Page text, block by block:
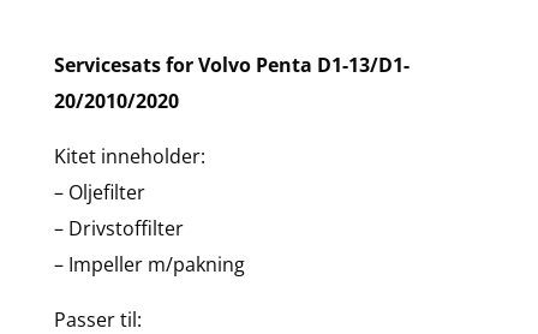
Servicesats for Volvo Penta D1-13/D1-
20/2010/2020
Kitet inneholder:
– Oljefilter
– Drivstoffilter
– Impeller m/pakning
Passer til: